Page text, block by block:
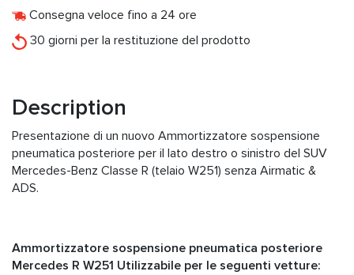
Consegna veloce fino a 24 ore
30 giorni per la restituzione del prodotto
Description
Presentazione di un nuovo Ammortizzatore sospensione
pneumatica posteriore per il lato destro o sinistro del SUV
Mercedes-Benz Classe R (telaio W251) senza Airmatic &
ADS.
Ammortizzatore sospensione pneumatica posteriore
Mercedes R W251 Utilizzabile per le seguenti vetture: